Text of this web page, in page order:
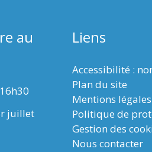
au
juillet
Liens
Accessibilité :
Plan du site
Mentions légales
Politique de
Gestion des
Nous contacter